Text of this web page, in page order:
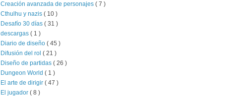
Creación avanzada de personajes ( 7 )
Cthulhu y nazis ( 10 )
Desafío 30 días ( 31 )
descargas ( 1 )
Diario de diseño ( 45 )
Difusión del rol ( 21 )
Diseño de partidas ( 26 )
Dungeon World ( 1 )
El arte de dirigir ( 47 )
El jugador ( 8 )